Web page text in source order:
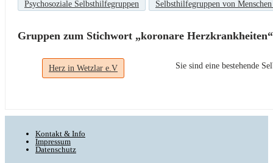
Psychosoziale Selbsthilfegruppen Selbsthilfegruppen von
Gruppen zum Stichwort „koronare Herzkrankheiten“
Herz in Wetzlar e.V Sie sind eine bestehende
Kontakt & Info
Impressum
Datenschutz